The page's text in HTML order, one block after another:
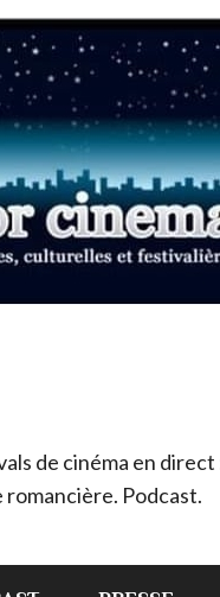
de cinéma en direct
Podcast.